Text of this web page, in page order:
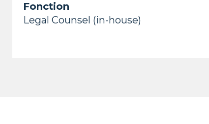
Fonction
Legal Counsel (in-house)